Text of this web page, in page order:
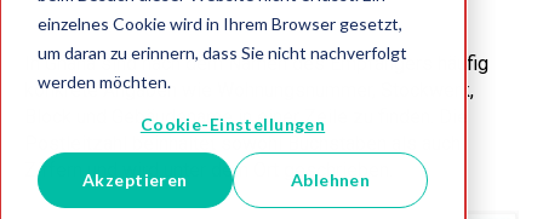
einzelnes Cookie wird in Ihrem Browser gesetzt,
um daran zu erinnern, dass Sie nicht nachverfolgt
werden möchten.
Cookie-Einstellungen
Akzeptieren Ablehnen
In Ghana sind nach dem Namen des Empfängers häufig
konkrete Angaben wie Wohnungsnummer, Stockwerk,
Block und Gebäudename in einer Zeile zu finden. Die
Ziffern und wird unter dem Ort geschrieben.